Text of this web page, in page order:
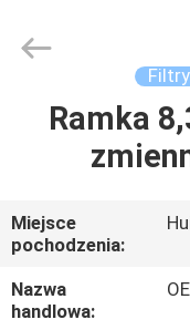
DOM
O
NAS
Technology
Ltd..
Ramka
Miejsce
pochodzenia:
Nazwa
handlowa: